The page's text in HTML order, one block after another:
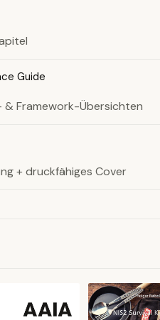
Guide
& Framework-Übersichten
+ druckfähiges Cover